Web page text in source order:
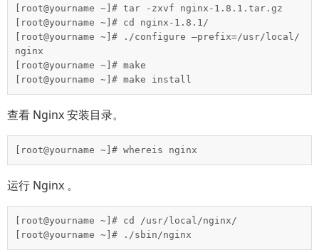
[root@yourname ~]# tar -zxvf nginx-1.8.1.tar.gz
[root@yourname ~]# cd nginx-1.8.1/
[root@yourname ~]# ./configure –prefix=/usr/local/
nginx
[root@yourname ~]# make
[root@yourname ~]# make install
查看 Nginx 安装目录。
[root@yourname ~]# whereis nginx
运行 Nginx 。
[root@yourname ~]# cd /usr/local/nginx/
[root@yourname ~]# ./sbin/nginx